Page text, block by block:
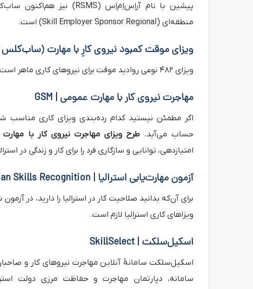
منطقه‌ای (Skill Employer Sponsor Regional) است.
ویزای موقت کمبود نیروی کارِ با مهارت (ساب‌کلس ۴۸۲)
ویزای ۴۸۲ نوعی روادید موقت برای نیروهای کاری ماهر است که کمبود آنان در بازار کار استرالیا محسوس است.
مهاجرت نیروی کار با مهارت عمومی | GSM
حساب می‌آید.طرح ویزای مهاجرت نیروی کار با
امتیازدهی، توانایی و سازگاری فرد را برای کار و زندگی در
آزمون مهارت‌یابی استرالیا | Australian Skills Recognition
برای آن‌که بدانید صلاحیت کار در استرالیا را دارید، در
ویزاهای کاری استرالیا لازم است.
اسکیل‌سلکت | SkillSelect
اسکیل‌سلکت سامانۀ آنلاین مهاجرت نیروهای کار و